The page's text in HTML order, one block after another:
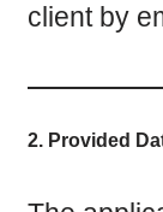
client by
2. Provided